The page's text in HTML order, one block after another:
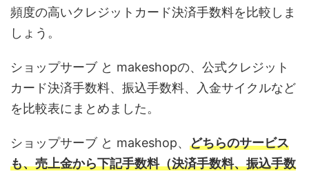
頻度の高いクレジットカード決済手数料を比較しま
しょう。
ショップサーブ と makeshopの、公式クレジット
カード決済手数料、振込手数料、入金サイクルなど
を比較表にまとめました。
ショップサーブ と makeshop、 どちらのサービス
も、売上金から下記手数料（決済手数料、振込手数